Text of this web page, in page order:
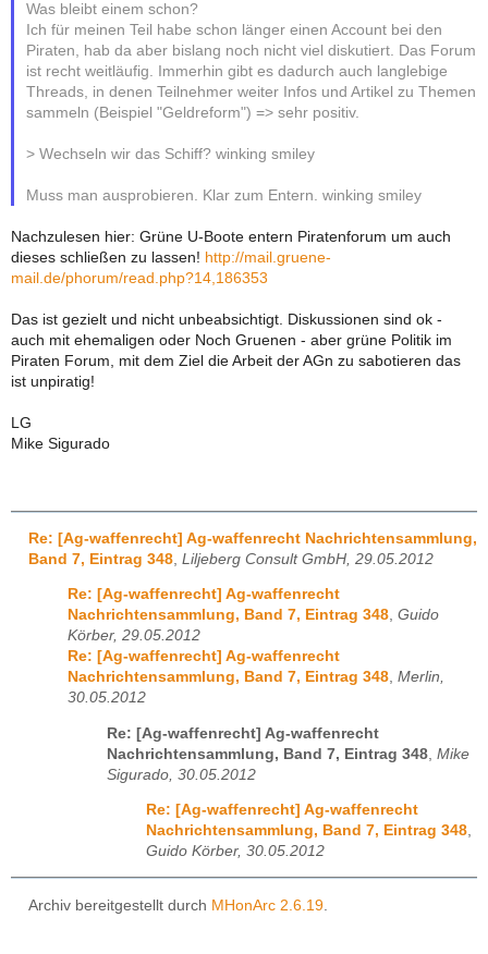
Was bleibt einem schon?
Ich für meinen Teil habe schon länger einen Account bei den
Piraten, hab da aber bislang noch nicht viel diskutiert. Das Forum
ist recht weitläufig. Immerhin gibt es dadurch auch langlebige
Threads, in denen Teilnehmer weiter Infos und Artikel zu Themen
sammeln (Beispiel "Geldreform") => sehr positiv.
> Wechseln wir das Schiff? winking smiley
Muss man ausprobieren. Klar zum Entern. winking smiley
Nachzulesen hier: Grüne U-Boote entern Piratenforum um auch
dieses schließen zu lassen! http://mail.gruene-
mail.de/phorum/read.php?14,186353
Das ist gezielt und nicht unbeabsichtigt. Diskussionen sind ok -
auch mit ehemaligen oder Noch Gruenen - aber grüne Politik im
Piraten Forum, mit dem Ziel die Arbeit der AGn zu sabotieren das
ist unpiratig!
LG
Mike Sigurado
Re: [Ag-waffenrecht] Ag-waffenrecht Nachrichtensammlung,
Band 7, Eintrag 348 Liljeberg Consult GmbH, 29.05.2012
Re: [Ag-waffenrecht] Ag-waffenrecht
Nachrichtensammlung, Band 7, Eintrag 348, Guido
Körber, 29.05.2012
Re: [Ag-waffenrecht] Ag-waffenrecht
Nachrichtensammlung, Band 7, Eintrag 348, Merlin,
30.05.2012
Re: [Ag-waffenrecht] Ag-waffenrecht
Nachrichtensammlung, Band 7, Eintrag 348 Mike
Sigurado, 30.05.2012
Re: [Ag-waffenrecht] Ag-waffenrecht
Nachrichtensammlung, Band 7, Eintrag 348,
Guido Körber, 30.05.2012
Archiv bereitgestellt durch MHonArc 2.6.19